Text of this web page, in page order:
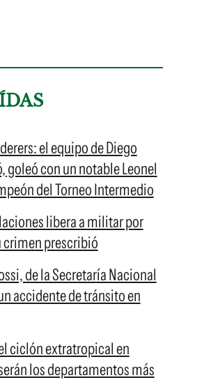
el equipo de Diego
goleó con un notable Leonel
del Torneo Intermedio
libera a militar por
crimen prescribió
de la Secretaría Nacional
accidente de tránsito en
ciclón extratropical en
los departamentos más